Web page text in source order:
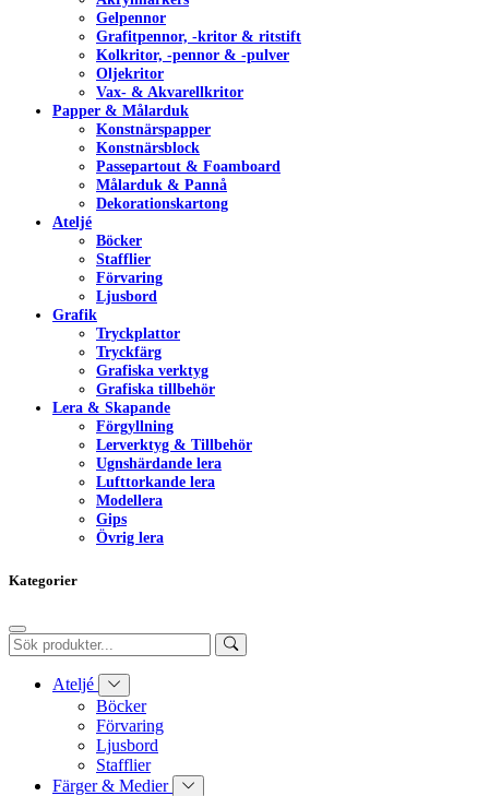
Gelpennor
Grafitpennor, -kritor & ritstift
Kolkritor, -pennor & -pulver
Oljekritor
Vax- & Akvarellkritor
Papper & Målarduk
Konstnärspapper
Konstnärsblock
Passepartout & Foamboard
Målarduk & Pannå
Dekorationskartong
Ateljé
Böcker
Stafflier
Förvaring
Ljusbord
Grafik
Tryckplattor
Tryckfärg
Grafiska verktyg
Grafiska tillbehör
Lera & Skapande
Förgyllning
Lerverktyg & Tillbehör
Ugnshärdande lera
Lufttorkande lera
Modellera
Gips
Övrig lera
Kategorier
Ateljé
Böcker
Förvaring
Ljusbord
Stafflier
Färger & Medier